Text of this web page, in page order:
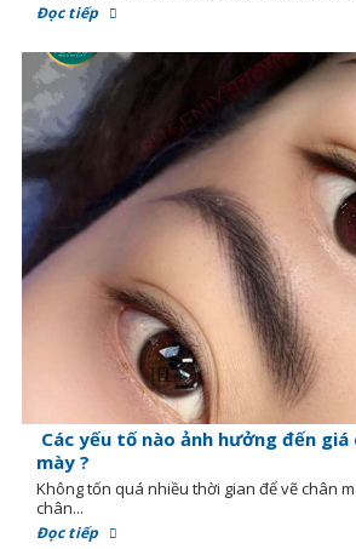
Đọc tiếp
Các yếu tố nào ảnh hưởng đến giá
mày ?
Không tốn quá nhiều thời gian để vẽ chân
chân...
Đọc tiếp